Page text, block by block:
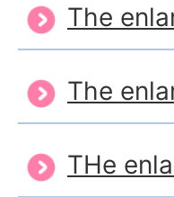
The
The
THe